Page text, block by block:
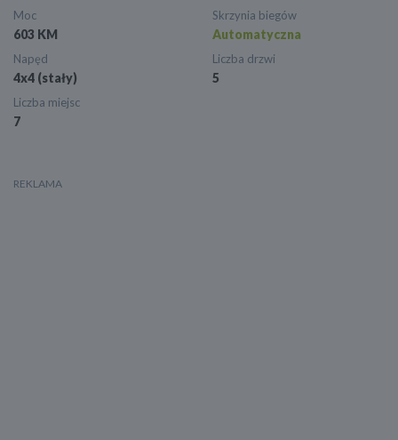
Moc
603 KM
Skrzynia biegów
Automatyczna
Napęd
4x4 (stały)
Liczba drzwi
5
Liczba miejsc
7